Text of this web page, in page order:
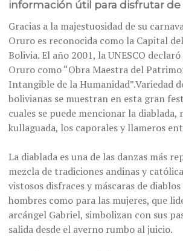
información útil para disfrutar de
Gracias a la majestuosidad de su
Oruro es reconocida como la Capital
Bolivia. El año 2001, la UNESCO
Oruro como “Obra Maestra del
Intangible de la Humanidad”.Variedad
bolivianas se muestran en esta gran
cuales se puede mencionar la diablada,
kullaguada, los caporales y llameros
La diablada es una de las danzas más
mezcla de tradiciones andinas y
vistosos disfraces y máscaras de
hombres como para las mujeres, que
arcángel Gabriel, simbolizan con sus
salida desde el averno rumbo al juicio.